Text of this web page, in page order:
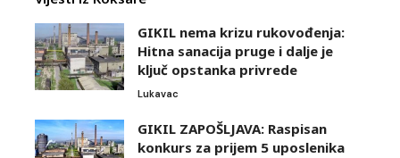
GIKIL nema krizu rukovođenja:
Hitna sanacija pruge i dalje je
ključ opstanka privrede
Lukavac
GIKIL ZAPOŠLJAVA: Raspisan
konkurs za prijem 5 uposlenika